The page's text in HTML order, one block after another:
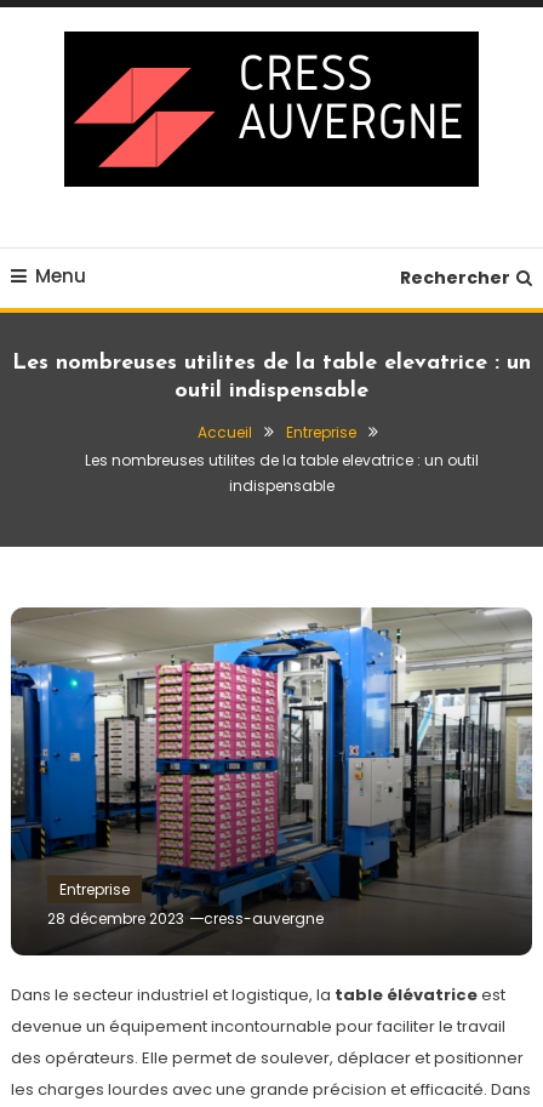
Skip
Menu Rechercher
Les nombreuses utilites de la table elevatrice : un
outil indispensable
Accueil
Entreprise
Les nombreuses utilites de la table elevatrice : un outil
indispensable
Entreprise
28 décembre 2023
cress-auvergne
Dans le secteur industriel et logistique, la table élévatriceest
devenue un équipement incontournable pour faciliter le travail
des opérateurs. Elle permet de soulever, déplacer et positionner
les charges lourdes avec une grande précision et efficacité. Dans